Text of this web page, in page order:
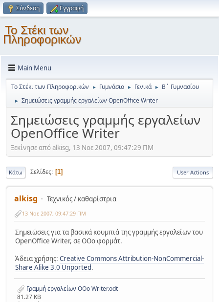
Σύνδεση Εγγραφή
Το Στέκι των
Πληροφορικών
Main Menu
Το Στέκι των Πληροφορικών ► Γυμνάσιο ► Γενικά ► Β΄ Γυμνασίου
► Σημειώσεις γραμμής εργαλείων OpenOffice Writer
Σημειώσεις γραμμής εργαλείων
OpenOffice Writer
Ξεκίνησε από alkisg, 13 Νοε 2007, 09:47:29 ΠΜ
Κάτω Σελίδες 1 User Actions
alkisg Τεχνικός / καθαρίστρια
13 Νοε 2007, 09:47:29 ΠΜ
Σημειώσεις για τα βασικά κουμπιά της γραμμής εργαλείων του
OpenOffice Writer, σε OOo φορμάτ.
Άδεια χρήσης: Creative Commons Attribution-NonCommercial-
Share Alike 3.0 Unported.
Γραμμή εργαλείων OOo Writer.odt
81.27 KB